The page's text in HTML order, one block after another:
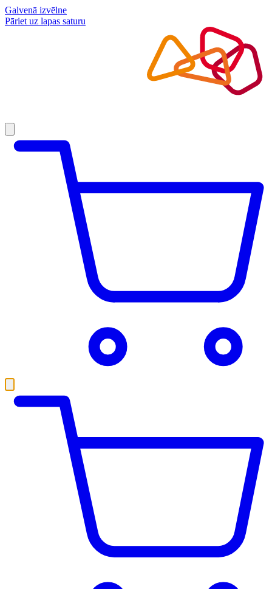
Galvenā izvēlne
Pāriet uz lapas saturu